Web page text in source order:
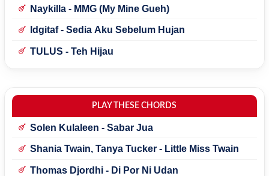
Naykilla - MMG (My Mine Gueh)
Idgitaf - Sedia Aku Sebelum Hujan
TULUS - Teh Hijau
PLAY THESE CHORDS
Solen Kulaleen - Sabar Jua
Shania Twain, Tanya Tucker - Little Miss Twain
Thomas Djordhi - Di Por Ni Udan